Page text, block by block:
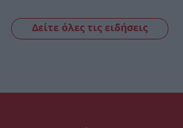
Δείτε όλες τις ειδήσεις